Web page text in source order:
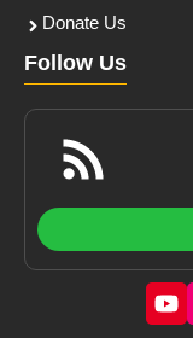
Donate Us
Follow Us